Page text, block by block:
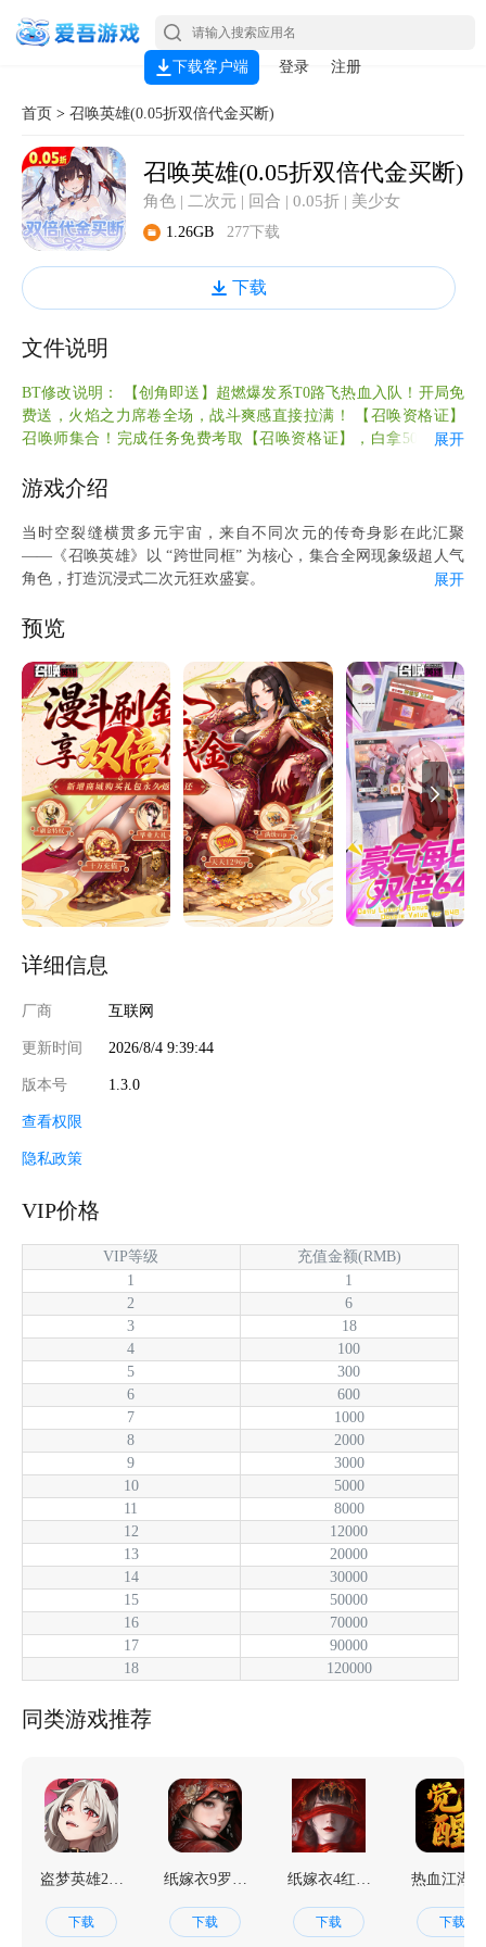
下载客户端 登录 注册
首页 > 召唤英雄(0.05折双倍代金买断)
召唤英雄(0.05折双倍代金买断)
角色 | 二次元 | 回合 | 0.05折 | 美少女
1.26GB 277下载
下载
文件说明
BT修改说明： 【创角即送】超燃爆发系T0路飞热血入队！开局免
费送，火焰之力席卷全场，战斗爽感直接拉满！ 【召唤资格证】
召唤师集合！完成任务免费考取【召唤资格证】，白拿5000神喻
喻币X2】！无限资源，打造你的专属神域！ 【打金白送】专属“打
倍！ 【毕业狂三】七日任务轻松完成，直接领取毕业SSR时崎狂三
皮肤+专属皮肤，战力与颜值双双封顶！ 【永久满V】无需苦熬！
升级即送【永久满级VIP特权】及五星时崎狂三专属圣器 【十万充
全服任你纵横！ ★游戏礼包请在爱吾悬浮窗“礼包中心”领取。 ★
反馈问题请在爱吾悬浮窗点击“在线客服” ★关注爱吾微信公众号：
aiwuyouxi了解更多游戏资讯
展开
游戏介绍
当时空裂缝横贯多元宇宙，来自不同次元的传奇身影在此汇聚
——《召唤英雄》以 “跨世同框” 为核心，集合全网现象级超人气
角色，打造沉浸式二次元狂欢盛宴。
不同的成长属性，打造千变万化的各式阵容，各种闯关、副本、丰
是跨世重逢 —— 属于二次元的终极幻想，正在无限战场等你开
启！
展开
预览
详细信息
厂商 互联网
更新时间 2026/8/4 9:39:44
版本号 1.3.0
查看权限
隐私政策
VIP价格
VIP等级
充值金额(RMB)
1
1
2
6
3
18
4
100
5
300
6
600
7
1000
8
2000
9
3000
10
5000
11
8000
12
12000
13
20000
14
30000
15
50000
16
70000
17
90000
18
120000
同类游戏推荐
盗梦英雄2：幻野
下载
纸嫁衣9罗浮梦
下载
纸嫁衣4红丝缠
下载 下载